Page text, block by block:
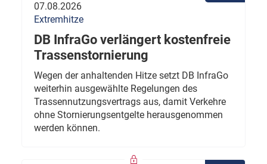
07.08.2026
Extremhitze
DB InfraGo verlängert kostenfreie
Trassenstornierung
Wegen der anhaltenden Hitze setzt DB InfraGo
weiterhin ausgewählte Regelungen des
Trassennutzungsvertrags aus, damit Verkehre
ohne Stornierungsentgelte herausgenommen
werden können.